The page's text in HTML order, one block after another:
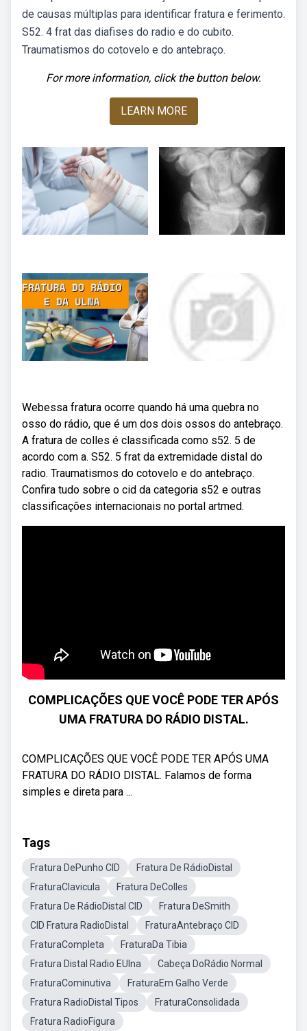
de causas múltiplas para identificar fratura e ferimento.
S52. 4 frat das diafises do radio e do cubito.
Traumatismos do cotovelo e do antebraço.
For more information, click the button below.
LEARN MORE
Webessa fratura ocorre quando há uma quebra no
osso do rádio, que é um dos dois ossos do antebraço.
A fratura de colles é classificada como s52. 5 de
acordo com a. S52. 5 frat da extremidade distal do
radio. Traumatismos do cotovelo e do antebraço.
Confira tudo sobre o cid da categoria s52 e outras
classificações internacionais no portal artmed.
COMPLICAÇÕES QUE VOCÊ PODE TER APÓS
UMA FRATURA DO RÁDIO DISTAL.
COMPLICAÇÕES QUE VOCÊ PODE TER APÓS UMA
FRATURA DO RÁDIO DISTAL. Falamos de forma
simples e direta para ...
Tags
Fratura DePunho CID
Fratura De RádioDistal
FraturaClavicula
Fratura DeColles
Fratura De RádioDistal CID
Fratura DeSmith
CID Fratura RadioDistal
FraturaAntebraço CID
FraturaCompleta
FraturaDa Tibia
Fratura Distal Radio EUlna
Cabeça DoRádio Normal
FraturaCominutiva
FraturaEm Galho Verde
Fratura RadioDistal Tipos
FraturaConsolidada
Fratura RadioFigura